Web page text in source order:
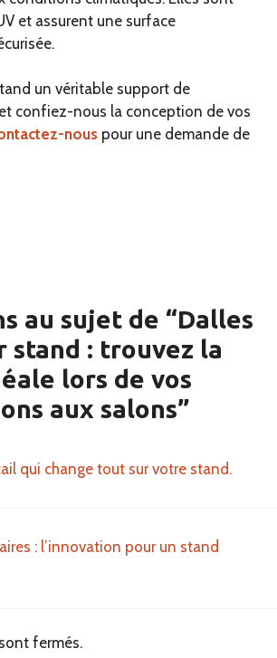
et assurent une surface
un véritable support de
confiez-nous la conception de vos
nous pour une demande de
au sujet de “Dalles
stand : trouvez la
lors de vos
aux salons”
qui change tout sur votre stand.
: l’innovation pour un stand
fermés.